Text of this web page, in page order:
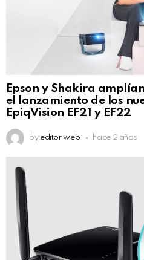
Epson y Shakira
el lanzamiento de los
EpiqVision EF21 y EF22
by editor web hace 2 años